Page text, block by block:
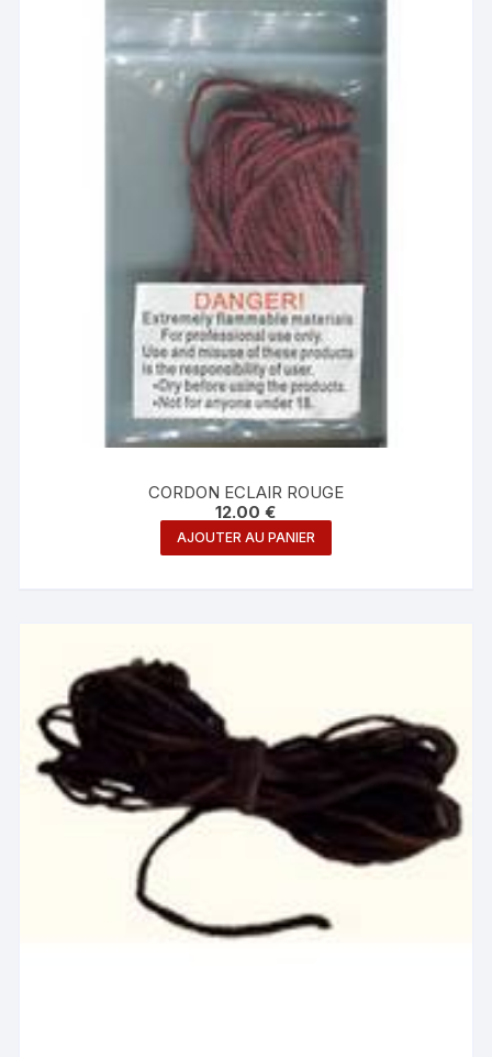
CORDON ECLAIR ROUGE
12.00€
AJOUTER AU PANIER